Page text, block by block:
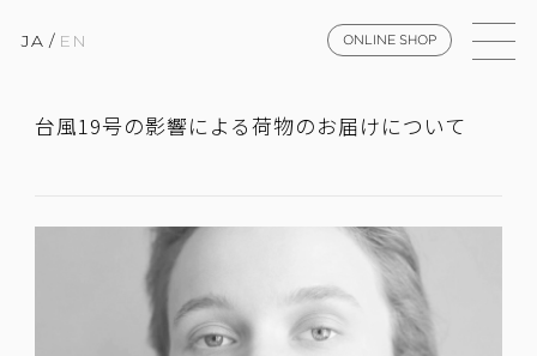
JA / EN ONLINE SHOP
台風19号の影響による荷物のお届けについて